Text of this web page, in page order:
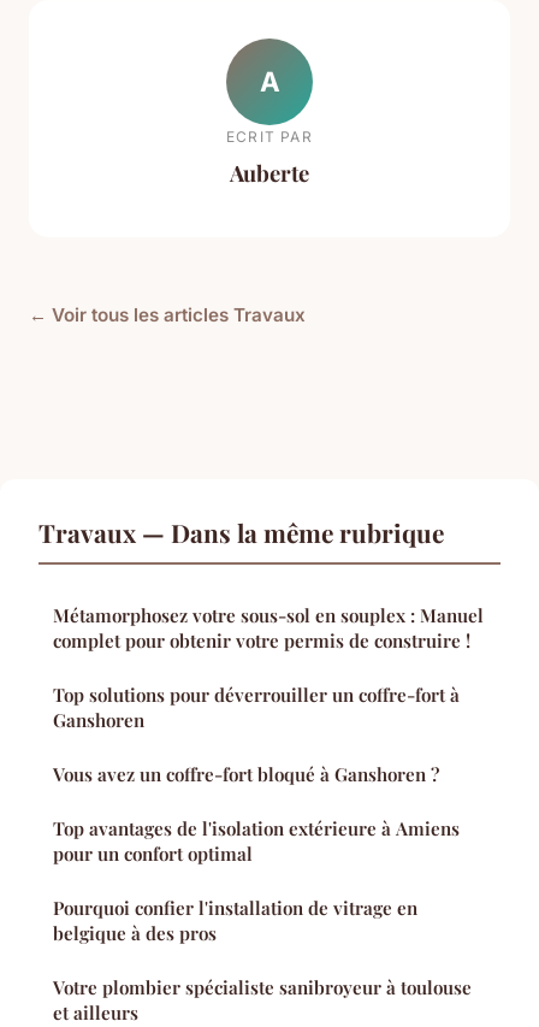
A
ECRIT PAR
Auberte
← Voir tous les articles Travaux
Travaux — Dans la même rubrique
Métamorphosez votre sous-sol en souplex : Manuel
complet pour obtenir votre permis de construire !
Top solutions pour déverrouiller un coffre-fort à
Ganshoren
Vous avez un coffre-fort bloqué à Ganshoren ?
Top avantages de l'isolation extérieure à Amiens
pour un confort optimal
Pourquoi confier l'installation de vitrage en
belgique à des pros
Votre plombier spécialiste sanibroyeur à toulouse
et ailleurs